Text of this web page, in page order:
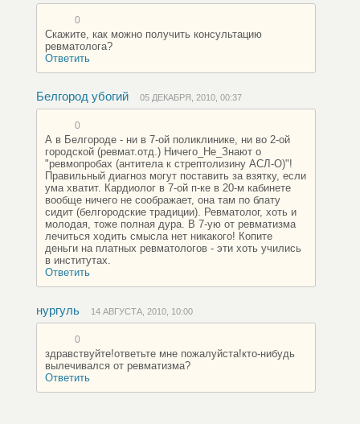
0
Скажите, как можно получить консультацию
ревматолога?
Ответить
Белгород убогий 05 ДЕКАБРЯ, 2010, 00:37
0
А в Белгороде - ни в 7-ой поликлинике, ни во 2-ой
городской (ревмат.отд.) Ничего_Не_Знают о
"ревмопробах (антитела к стрептолизину АСЛ-О)"!
Правильный диагноз могут поставить за взятку, если
ума хватит. Кардиолог в 7-ой п-ке в 20-м кабинете
вообще ничего не соображает, она там по блату
сидит (белгородские традиции). Ревматолог, хоть и
молодая, тоже полная дура. В 7-ую от ревматизма
лечиться ходить смысла нет никакого! Копите
деньги на платных ревматологов - эти хоть учились
в институтах.
Ответить
нургуль 14 АВГУСТА, 2010, 10:00
0
здравствуйте!ответьте мне пожалуйста!кто-нибудь
вылечивался от ревматизма?
Ответить